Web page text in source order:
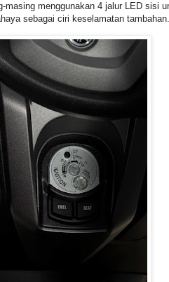
menggunakan 4 jalur LED sisi
sebagai ciri keselamatan tambahan.